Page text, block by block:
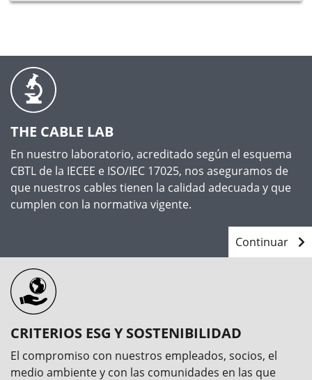
THE CABLE LAB
En nuestro laboratorio, acreditado según el esquema
CBTL de la IECEE e ISO/IEC 17025, nos aseguramos de
que nuestros cables tienen la calidad adecuada y que
cumplen con la normativa vigente.
Continuar
CRITERIOS ESG Y SOSTENIBILIDAD
El compromiso con nuestros empleados, socios, el
medio ambiente y con las comunidades en las que